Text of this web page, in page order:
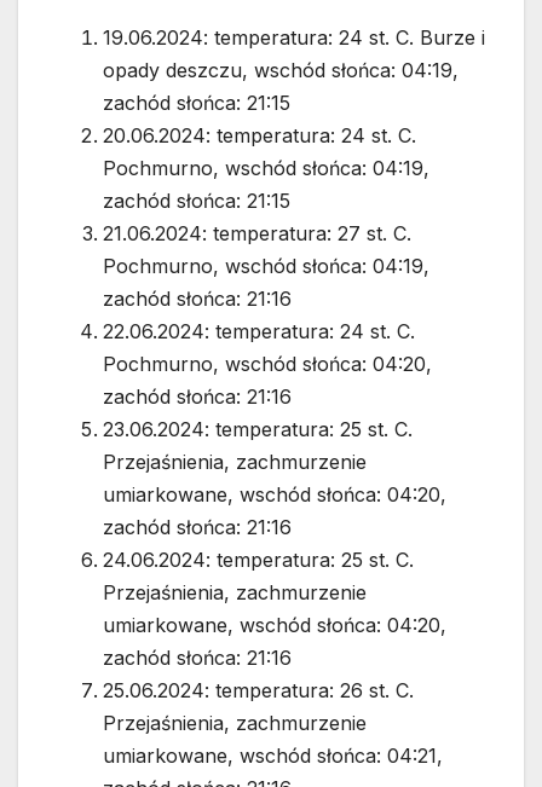
19.06.2024: temperatura: 24 st. C. Burze i
opady deszczu, wschód słońca: 04:19,
zachód słońca: 21:15
20.06.2024: temperatura: 24 st. C.
Pochmurno, wschód słońca: 04:19,
zachód słońca: 21:15
21.06.2024: temperatura: 27 st. C.
Pochmurno, wschód słońca: 04:19,
zachód słońca: 21:16
22.06.2024: temperatura: 24 st. C.
Pochmurno, wschód słońca: 04:20,
zachód słońca: 21:16
23.06.2024: temperatura: 25 st. C.
Przejaśnienia, zachmurzenie
umiarkowane, wschód słońca: 04:20,
zachód słońca: 21:16
24.06.2024: temperatura: 25 st. C.
Przejaśnienia, zachmurzenie
umiarkowane, wschód słońca: 04:20,
zachód słońca: 21:16
25.06.2024: temperatura: 26 st. C.
Przejaśnienia, zachmurzenie
umiarkowane, wschód słońca: 04:21,